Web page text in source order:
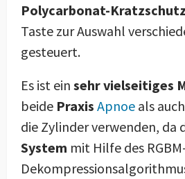
Polycarbonat-Kratzschutz
Taste zur Auswahl
gesteuert.
Es ist ein sehr vielseitiges
beide Praxis Apnoe als
die Zylinder verwenden, da
System mit Hilfe des